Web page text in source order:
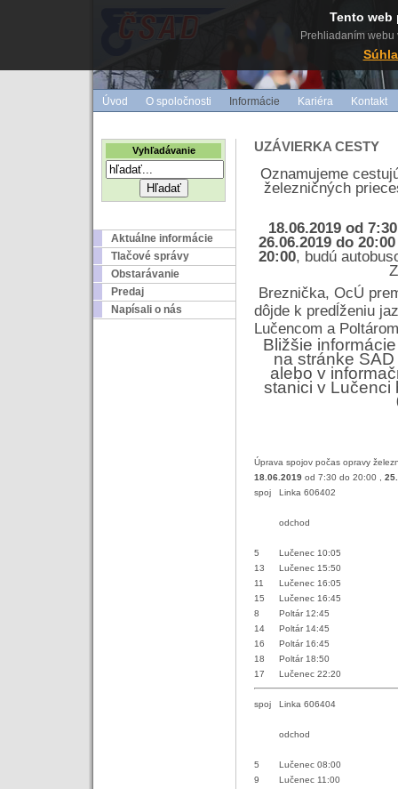
Úvod O spoločnosti Informácie Kariéra Kontakt
Vyhľadávanie
Aktuálne informácie
Tlačové správy
Obstarávanie
Predaj
Napísali o nás
UZÁVIERKA CESTY
Oznamujeme
železničných
18.06.2019 od
26.06.2019 do
20:00, budú
Breznička, OcÚ
dôjde k predĺženiu
Lučencom a
Bližšie
na stránke
alebo v
stanici v Lučenci
Úprava spojov počas opravy
18.06.2019 od 7:30 do 20:00 ,
spoj
Linka 606402
odchod
5
Lučenec 10:05
13
Lučenec 15:50
11
Lučenec 16:05
15
Lučenec 16:45
8
Poltár 12:45
14
Poltár 14:45
16
Poltár 16:45
18
Poltár 18:50
17
Lučenec 22:20
spoj Linka 606404
odchod
5
Lučenec 08:00
9
Lučenec 11:00
Tento web
Prehliadaním